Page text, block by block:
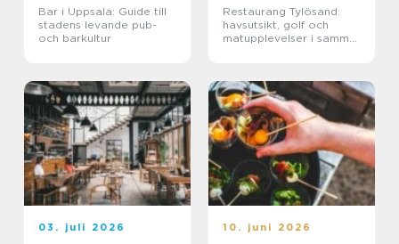
Bar i Uppsala: Guide till
stadens levande pub-
och barkultur
Restaurang Tylösand:
havsutsikt, golf och
matupplevelser i samma
03. juli 2026 10. juni 2026